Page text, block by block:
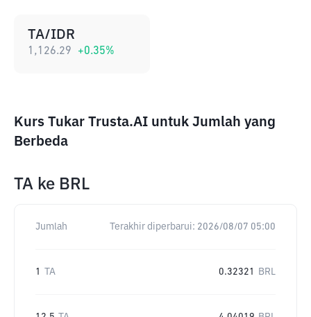
TA/IDR
1,126.29 +0.35%
Kurs Tukar Trusta.AI untuk Jumlah yang
Berbeda
TA ke BRL
Jumlah Terakhir diperbarui: 2026/08/07 05:00
1 TA 0.32321 BRL